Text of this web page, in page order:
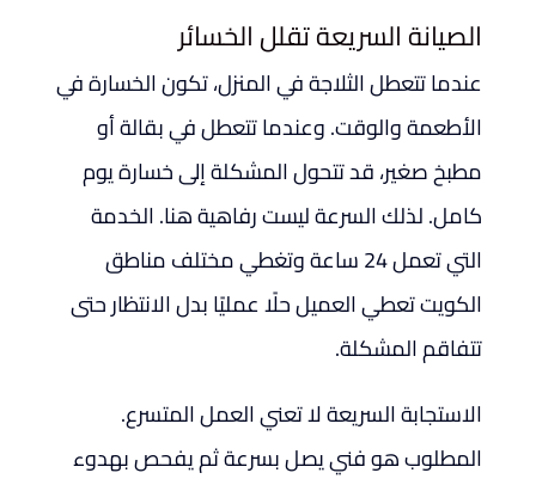
الصيانة السريعة تقلل الخسائر
عندما تتعطل الثلاجة في المنزل، تكون الخسارة في
الأطعمة والوقت. وعندما تتعطل في بقالة أو
مطبخ صغير، قد تتحول المشكلة إلى خسارة يوم
كامل. لذلك السرعة ليست رفاهية هنا. الخدمة
التي تعمل 24 ساعة وتغطي مختلف مناطق
الكويت تعطي العميل حلًا عمليًا بدل الانتظار حتى
تتفاقم المشكلة.
الاستجابة السريعة لا تعني العمل المتسرع.
المطلوب هو فني يصل بسرعة ثم يفحص بهدوء